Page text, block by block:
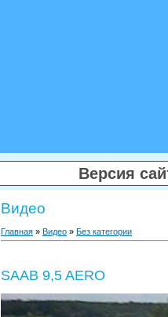
Версия
Видео
Главная » Видео » Без категории
SAAB 9,5 AERO